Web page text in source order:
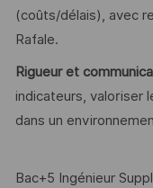
(coûts/délais), avec
Rafale.
Rigueur et
indicateurs, valoriser
dans un
Bac+5 Ingénieur